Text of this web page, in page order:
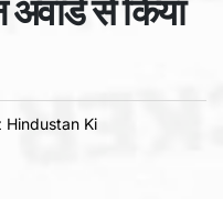
से किया
Hindustan Ki